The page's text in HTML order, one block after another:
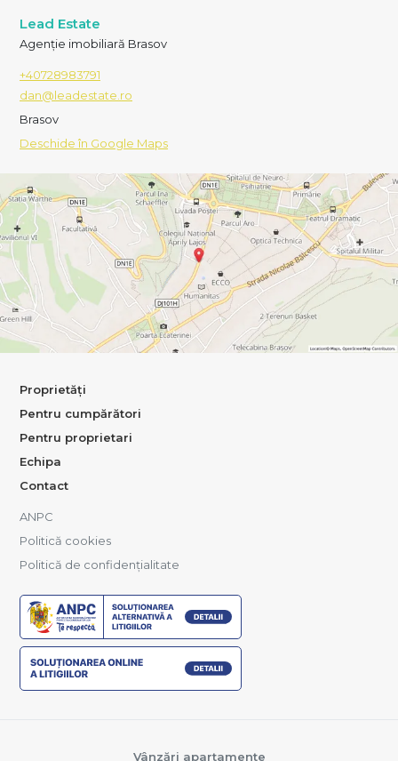
Lead Estate
Agenție imobiliară Brasov
+40728983791
dan@leadestate.ro
Brasov
Deschide în Google Maps
Proprietăți
Pentru cumpărători
Pentru proprietari
Echipa
Contact
ANPC
Politică cookies
Politică de confidențialitate
Vânzări apartamente